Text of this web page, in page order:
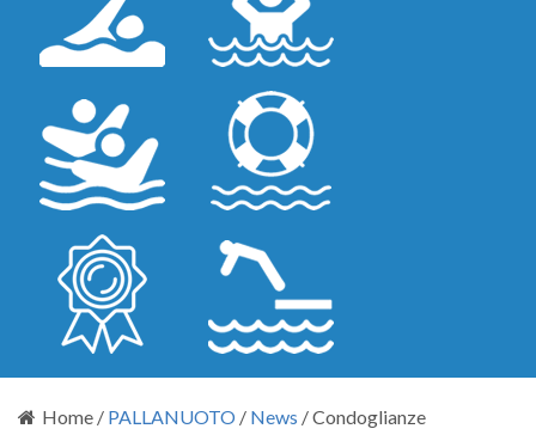
Home / PALLANUOTO / News /Condoglianze